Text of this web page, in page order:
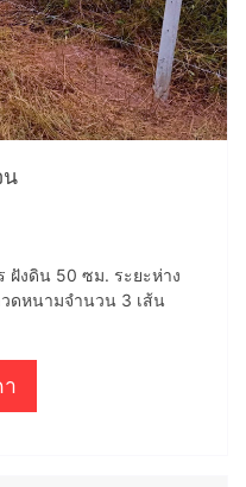
น
ฝังดิน 50 ซม. ระยะห่าง
ดหนามจำนวน 3 เส้น